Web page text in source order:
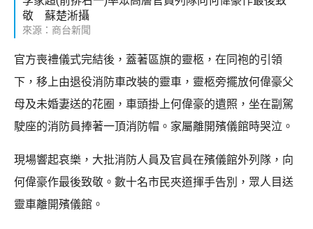
敬 蘇楚淅攝
來源：商台新聞
官方喪禮儀式完結後，蓋著區旗的靈柩，在同袍的引領
下，移上由退役消防車改裝的靈車，靈柩旁擺放何偉豪父
母及未婚妻送的花圈，車頭掛上何偉豪的遺照，坐在副駕
駛座的消防員捧著一頂消防帽。家屬離開殯儀館時哭泣。
現場響起哀樂，大批消防人員及官員在殯儀館外列隊，向
何偉豪作最後致敬。數十名市民夾道揮手告別，眾人目送
靈車離開殯儀館。